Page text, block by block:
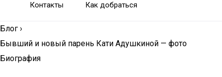
Контакты Как добраться
Блог ›
Бывший и новый парень Кати Адушкиной — фото
Биография